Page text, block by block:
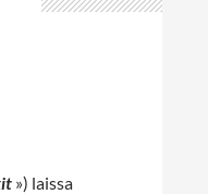
») laissa